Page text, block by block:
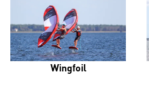
Wingfoil